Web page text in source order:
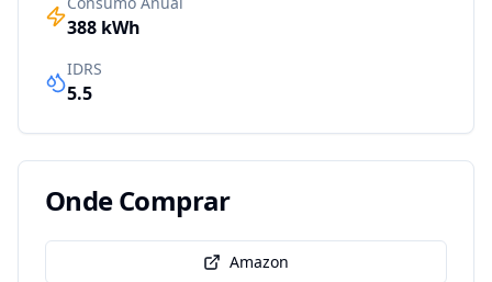
388 kWh
IDRS
5.5
Onde Comprar
Amazon